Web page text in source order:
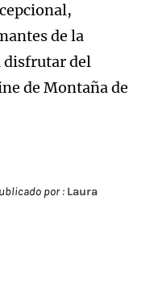
de la
disfrutar del
de Montaña de
por : Laura